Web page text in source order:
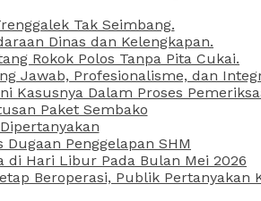
Tak Seimbang.
Dinas dan Kelengkapan.
Rokok Polos Tanpa Pita Cukai.
Jawab, Profesionalisme, dan
Kasusnya Dalam Proses
Paket Sembako
Penggelapan SHM
di Hari Libur Pada Bulan Mei 2026
Beroperasi, Publik Pertanyakan